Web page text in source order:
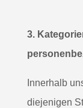
3.
Innerhalb
diejenigen